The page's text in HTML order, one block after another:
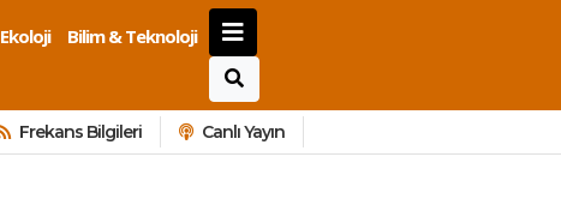
Ekoloji
Bilim & Teknoloji
Frekans Bilgileri Canlı Yayın